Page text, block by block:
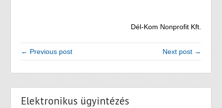
Dél-Kom Nonprofit Kft.
← Previous post Next post →
Elektronikus ügyintézés